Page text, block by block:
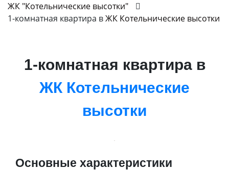
ЖК "Котельнические высотки"
1-комнатная квартира вЖК Котельнические высотки
1-комнатная квартира в
ЖК Котельнические
высотки
Основные характеристики